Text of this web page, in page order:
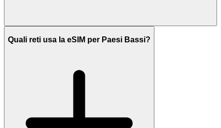
Quali reti usa la eSIM per Paesi Bassi?